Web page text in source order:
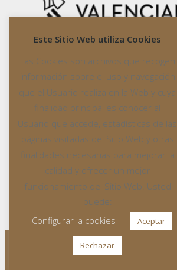
Este Sitio Web utiliza Cookies
Las Cookies son archivos que recogen
información sobre el uso y navegación
que el Usuario realiza en la Web y cuya
finalidad principal es conocer al
Usuario que accede, estadísticas de las
páginas visitadas del Sitio Web y otras
finalidades necesarias para mejorar la
calidad y ofrecer un mejor
funcionamiento del Sitio Web. Usted
puede:
Configurar la cookies
Aceptar
Rechazar